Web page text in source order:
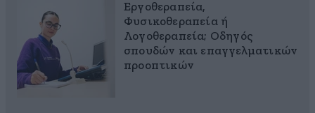
Εργοθεραπεία,
Φυσικοθεραπεία ή
Λογοθεραπεία; Οδηγός
σπουδών και επαγγελματικών
προοπτικών